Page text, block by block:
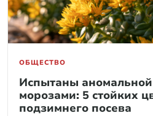
ОБЩЕСТВО
Испытаны
морозами: 5 стойких
подзимнего посева